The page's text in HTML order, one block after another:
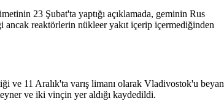
23 Şubat'ta yaptığı açıklamada, geminin Rus
ancak reaktörlerin nükleer yakıt içerip içermediğinden
ve 11 Aralık'ta varış limanı olarak Vladivostok'u beyan
ve iki vinçin yer aldığı kaydedildi.